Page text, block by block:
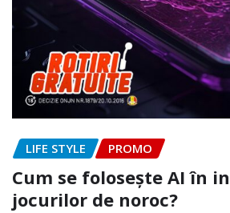
LIFE STYLE PROMO
Cum se folosește AI în
jocurilor de noroc?